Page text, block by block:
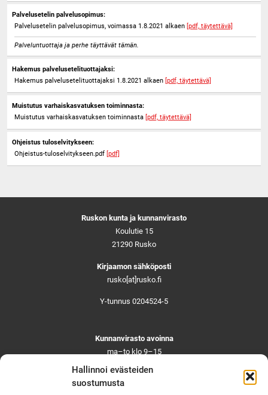
Hallinnoi evästeiden
suostumusta
Palvelusetelin palvelusopimus:
Palvelusetelin palvelusopimus, voimassa 1.8.2021 alkaen [pdf, täytettävä]
Palveluntuottaja ja perhe täyttävät tämän.
Hakemus palvelusetelituottajaksi:
Hakemus palvelusetelituottajaksi 1.8.2021 alkaen [pdf, täytettävä]
Muistutus varhaiskasvatuksen toiminnasta:
Muistutus varhaiskasvatuksen toiminnasta [pdf, täytettävä]
Ohjeistus tuloselvitykseen:
Ohjeistus-tuloselvitykseen.pdf [pdf]
Ruskon kunta ja kunnanvirasto
Koulutie 15
21290 Rusko
Kirjaamon sähköposti
rusko[at]rusko.fi
Y-tunnus 0204524-5
Kunnanvirasto avoinna
ma–to klo 9–15
pe ja aattoina klo 9–14
Suljettuna ma–pe klo 11–12